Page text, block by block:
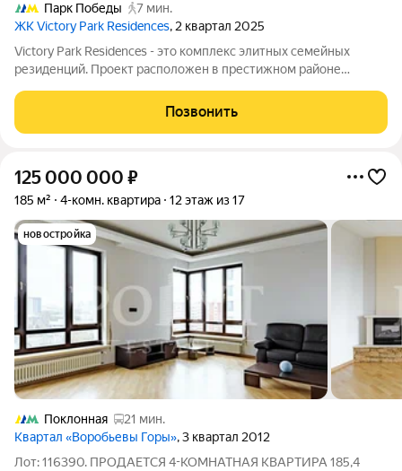
Парк Победы
7 мин.
ЖК Victory Park Residences, 2 квартал 2025
Victory Park Residences - это комплекс элитных семейных
резиденций. Проект расположен в престижном районе
горы и Кутузовского проспекта. Комплекс состоит из восьми
элегантных корпусов, их облик
Позвонить
125 000 000 ₽
185 м² 4-комн. квартира 12 этаж из 17
новостройка
Поклонная
21 мин.
Квартал «Воробьевы Горы», 3 квартал 2012
Лот: 116390. ПРОДАЕТСЯ 4-КОМНАТНАЯ КВАРТИРА 185,4